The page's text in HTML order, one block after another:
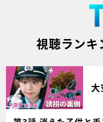
視聴ランキ